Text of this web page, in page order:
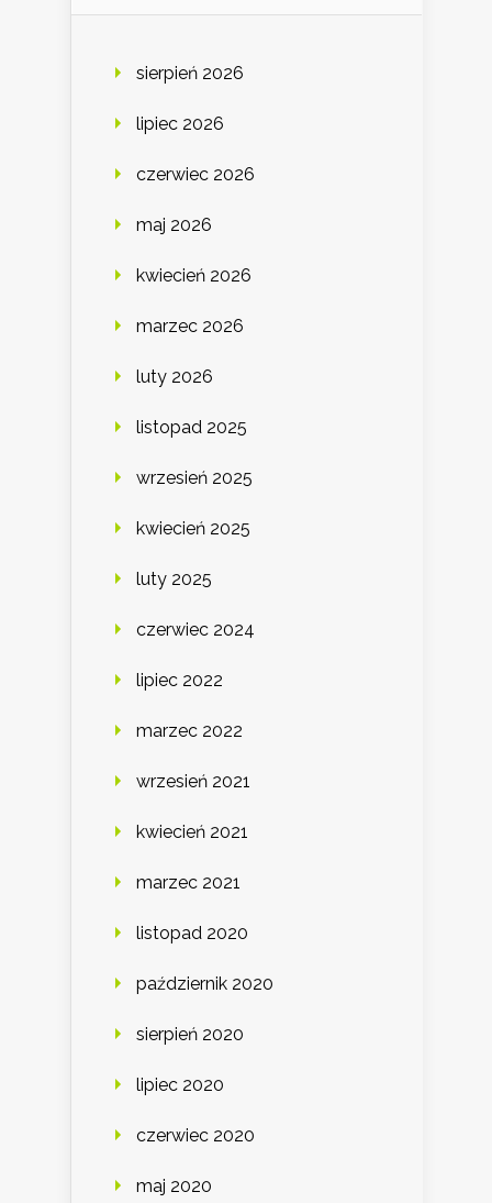
sierpień 2026
lipiec 2026
czerwiec 2026
maj 2026
kwiecień 2026
marzec 2026
luty 2026
listopad 2025
wrzesień 2025
kwiecień 2025
luty 2025
czerwiec 2024
lipiec 2022
marzec 2022
wrzesień 2021
kwiecień 2021
marzec 2021
listopad 2020
październik 2020
sierpień 2020
lipiec 2020
czerwiec 2020
maj 2020